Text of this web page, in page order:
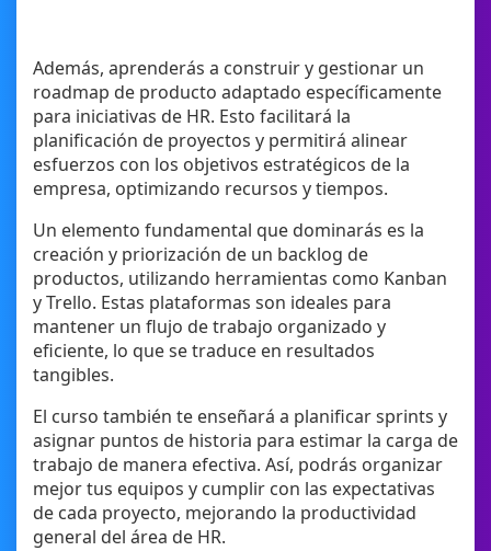
Además, aprenderás a construir y gestionar un
roadmap de producto adaptado específicamente
para iniciativas de HR. Esto facilitará la
planificación de proyectos y permitirá alinear
esfuerzos con los objetivos estratégicos de la
empresa, optimizando recursos y tiempos.
Un elemento fundamental que dominarás es la
creación y priorización de un backlog de
productos, utilizando herramientas como Kanban
y Trello. Estas plataformas son ideales para
mantener un flujo de trabajo organizado y
eficiente, lo que se traduce en resultados
tangibles.
El curso también te enseñará a planificar sprints y
asignar puntos de historia para estimar la carga de
trabajo de manera efectiva. Así, podrás organizar
mejor tus equipos y cumplir con las expectativas
de cada proyecto, mejorando la productividad
general del área de HR.